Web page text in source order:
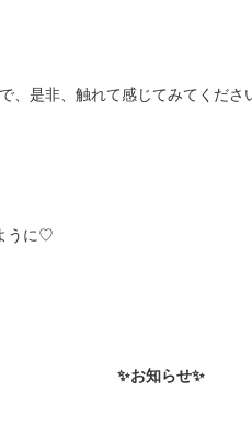
、是非、触れて感じてみてくださ
うに♡
✨お知らせ✨